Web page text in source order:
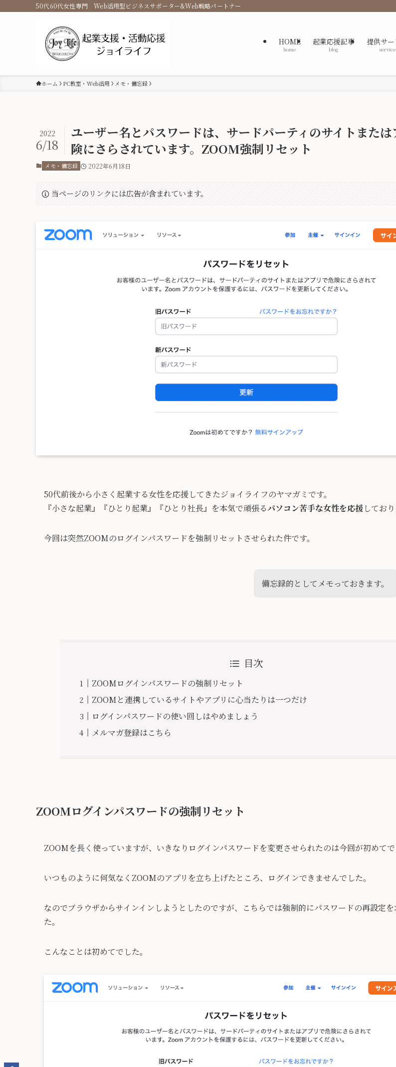
50代60代女性専門 Web活用型ビジネスサポーター&Web戦略パートナー
HOME
home
起業応援記事
blog
提供サ
service
ホーム PC教室・Web活用 メモ・備忘録
ユーザー名とパスワードは、サードパーティのサイトまた
険にさらされています。ZOOM強制リセット
2022
6/18
メモ・備忘録 2022年6月18日
当ページのリンクには広告が含まれています。
50代前後から小さく起業する女性を応援してきたジョイライフのヤマガミです。
『小さな起業』『ひとり起業』『ひとり社長』を本気で頑張るパソコン苦手な女性を応援しており
今回は突然ZOOMのログインパスワードを強制リセットさせられた件です。
備忘録的としてメモっておきます。
目次
ZOOMログインパスワードの強制リセット
ZOOMと連携しているサイトやアプリに心当たりは一つだけ
ログインパスワードの使い回しはやめましょう
メルマガ登録はこちら
ZOOMログインパスワードの強制リセット
ZOOMを長く使っていますが、いきなりログインパスワードを変更させられたのは今回が初めてで
いつものように何気なくZOOMのアプリを立ち上げたところ、ログインできませんでした。
なのでブラウザからサインインしようとしたのですが、こちらでは強制的にパスワードの再設定
た。
こんなことは初めてでした。